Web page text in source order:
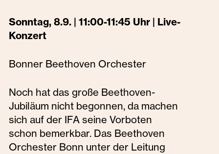
Sonntag, 8.9. | 11:00-11:45 Uhr | Live-
Konzert
Bonner Beethoven Orchester
Noch hat das große Beethoven-
Jubiläum nicht begonnen, da machen
sich auf der IFA seine Vorboten
schon bemerkbar. Das Beethoven
Orchester Bonn unter der Leitung